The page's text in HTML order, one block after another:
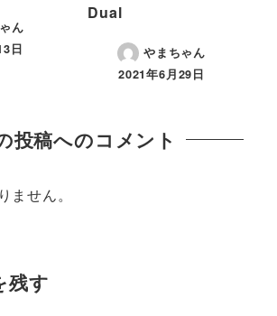
ん
日
Dual
やまちゃん
2021年6月29日
投稿へのコメント
ません。
残す